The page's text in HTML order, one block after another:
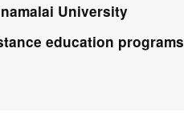
University
education programs